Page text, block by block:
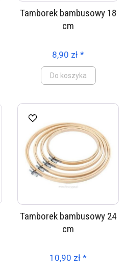
Tamborek bambusowy 18
cm
8,90 zł *
Do koszyka
Tamborek bambusowy 24
cm
10,90 zł *